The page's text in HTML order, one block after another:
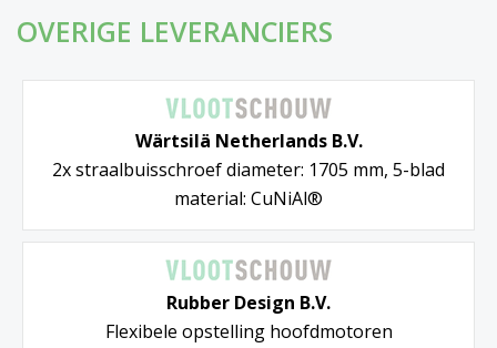
OVERIGE LEVERANCIERS
Wärtsilä Netherlands B.V.
2x straalbuisschroef diameter: 1705 mm, 5-blad
material: CuNiAl®
Rubber Design B.V.
Flexibele opstelling hoofdmotoren